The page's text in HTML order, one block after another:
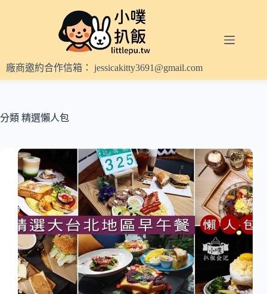
內
容
廠商邀約合作信箱： jessicakitty3691@gmail.com
分類 精選懶人包